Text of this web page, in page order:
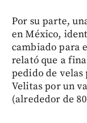
Por su parte,
en México,
cambiado para
relató que a
pedido de
Velitas por un
(alrededor de